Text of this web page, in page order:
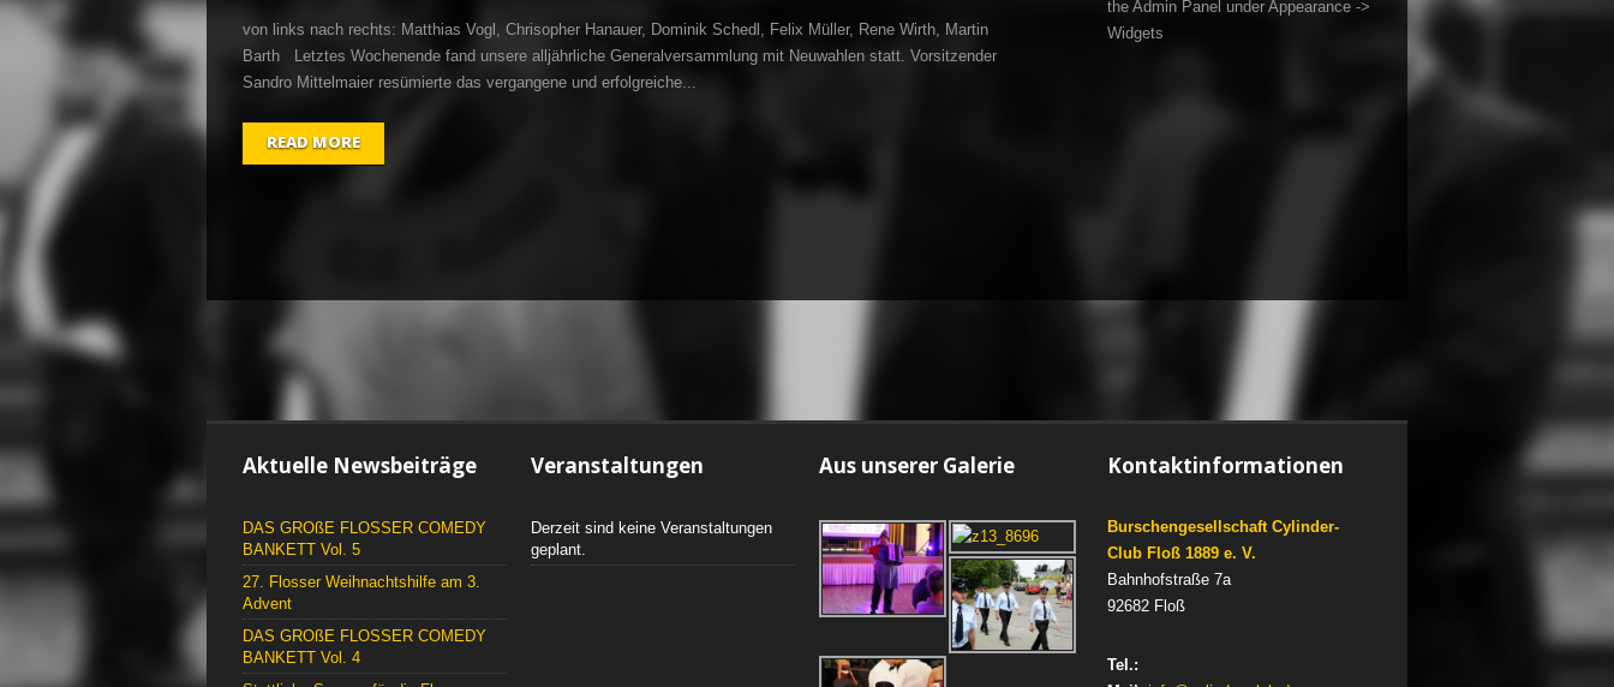
von links nach rechts: Matthias Vogl, Chrisopher Hanauer, Dominik Schedl, Felix Müller, Rene Wirth, Martin
Barth Letztes Wochenende fand unsere alljährliche Generalversammlung mit Neuwahlen statt. Vorsitzender
Sandro Mittelmaier resümierte das vergangene und erfolgreiche...
READ MORE
the Admin Panel under Appearance ->
Widgets
Aktuelle Newsbeiträge
DAS GROßE FLOSSER COMEDY
BANKETT Vol. 5
27. Flosser Weihnachtshilfe am 3.
Advent
DAS GROßE FLOSSER COMEDY
BANKETT Vol. 4
Veranstaltungen
Derzeit sind keine Veranstaltungen
geplant.
Aus unserer Galerie Kontaktinformationen
Burschengesellschaft Cylinder-
Club Floß 1889 e. V.
Bahnhofstraße 7a
92682 Floß
Tel.: